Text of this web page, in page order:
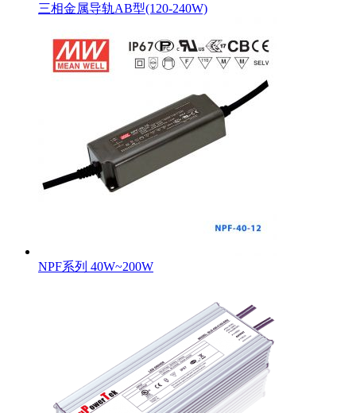
三相金属导轨AB型(120-240W)
NPF系列 40W~200W